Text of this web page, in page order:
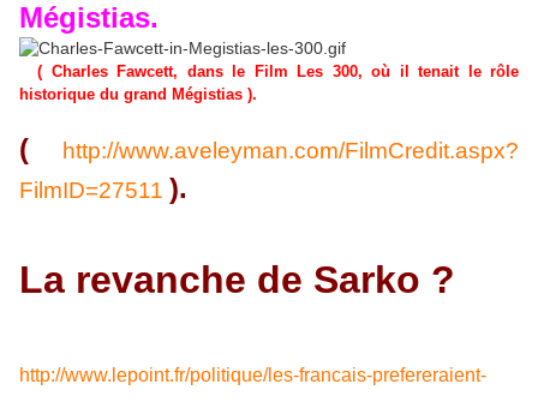
Mégistias.
( Charles Fawcett, dans le Film Les 300, où il tenait le rôle
historique du grand Mégistias ).
(
http://www.aveleyman.com/FilmCredit.aspx?
FilmID=27511 ).
La revanche de Sarko ?
http://www.lepoint.fr/politique/les-francais-prefereraient-